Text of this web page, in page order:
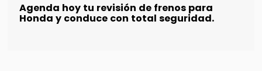
Agenda hoy tu revisión de frenos para
Honda y conduce con total seguridad.